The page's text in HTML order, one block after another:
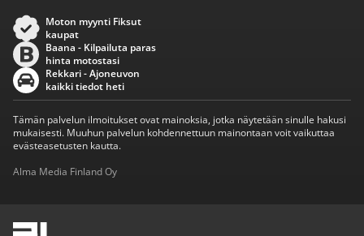
Moton myynti Fiksut
kaupat
Baana - Kilpailuta paras
hinta motostasi
Rekkari - Ajoneuvon
kaikki tiedot heti
Tämän palvelun ilmoitukset ovat mainoksia, jotka näytetään sinulle hakusi
mukaisesti. Muuhun palvelun kohdennettuun mainontaan voit vaikuttaa
evästeasetusten kautta.
Alma Media Finland Oy